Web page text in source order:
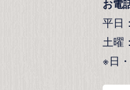
お電
平日
土曜
※日